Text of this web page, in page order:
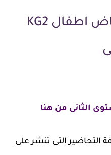
تحميل تحضير رياض اطفال KG2
الثانى من هنا
التحاضير التى تنشر على